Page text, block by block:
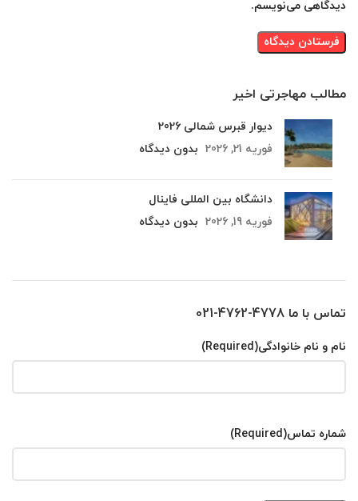
دیدگاهی می‌نویسم.
مطالب مهاجرتی اخیر
دیوار قبرس شمالی 2026
فوریه 21, 2026
بدون دیدگاه
دانشگاه بین المللی فاینال
فوریه 19, 2026
بدون دیدگاه
تماس با ما 4778-4762-021
نام و نام خانوادگی(Required)
شماره تماس(Required)